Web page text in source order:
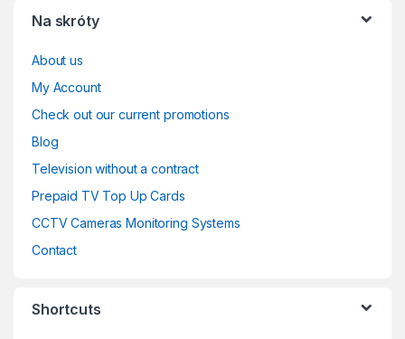
Na skróty
About us
My Account
Check out our current promotions
Blog
Television without a contract
Prepaid TV Top Up Cards
CCTV Cameras Monitoring Systems
Contact
Shortcuts